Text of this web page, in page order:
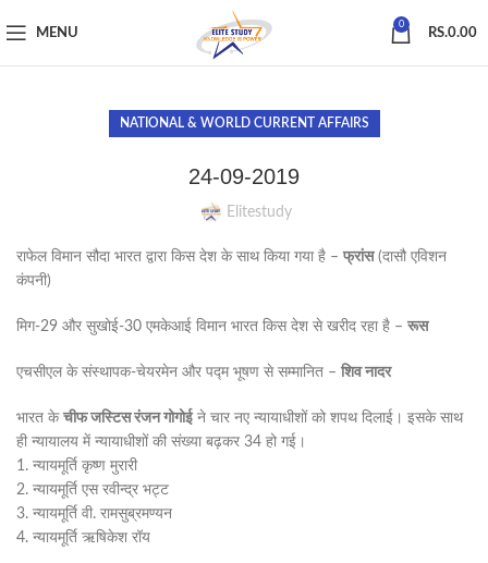
MENU
0
RS.0.00
NATIONAL & WORLD CURRENT AFFAIRS
24-09-2019
Elitestudy
राफेल विमान सौदा भारत द्वारा किस देश के साथ किया गया है – फ्रांस(दासौ एविशन
कंपनी)
मिग-29 और सुखोई-30 एमकेआई विमान भारत किस देश से खरीद रहा है – रूस
एचसीएल के संस्थापक-चेयरमेन और पद्म भूषण से सम्मानित – शिव नादर
भारत के चीफ जस्टिस रंजन गोगोईने चार नए न्यायाधीशों को शपथ दिलाई। इसके साथ
ही न्यायालय में न्यायाधीशों की संख्या बढ़कर 34 हो गई।
1. न्यायमूर्ति कृष्ण मुरारी
2. न्यायमूर्ति एस रवीन्द्र भट्ट
3. न्यायमूर्ति वी. रामसुब्रमण्यन
4. न्यायमूर्ति ऋषिकेश रॉय